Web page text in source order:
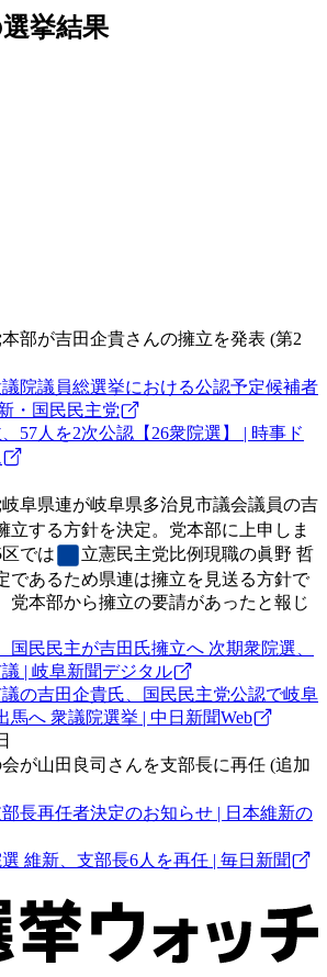
挙結果
本部が吉田企貴さんの擁立を発表 (第2
院議員総選挙における公認予定候補者
・国民民主党
57人を2次公認【26衆院選】 | 時事ド
岐阜県連が岐阜県多治見市議会議員の吉
立する方針を決定。党本部に上申しま
では
立憲民主党比例現職の眞野 哲
であるため県連は擁立を見送る方針で
党本部から擁立の要請があったと報じ
国民民主が吉田氏擁立へ 次期衆院選、
| 岐阜新聞デジタル
の吉田企貴氏、国民民主党公認で岐阜
馬へ 衆議院選挙 | 中日新聞Web
が⼭⽥良司さんを支部長に再任 (追加
長再任者決定のお知らせ | 日本維新の
維新、支部長6人を再任 | 毎日新聞